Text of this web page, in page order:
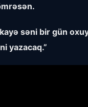
səni bir gün
yazacaq.”